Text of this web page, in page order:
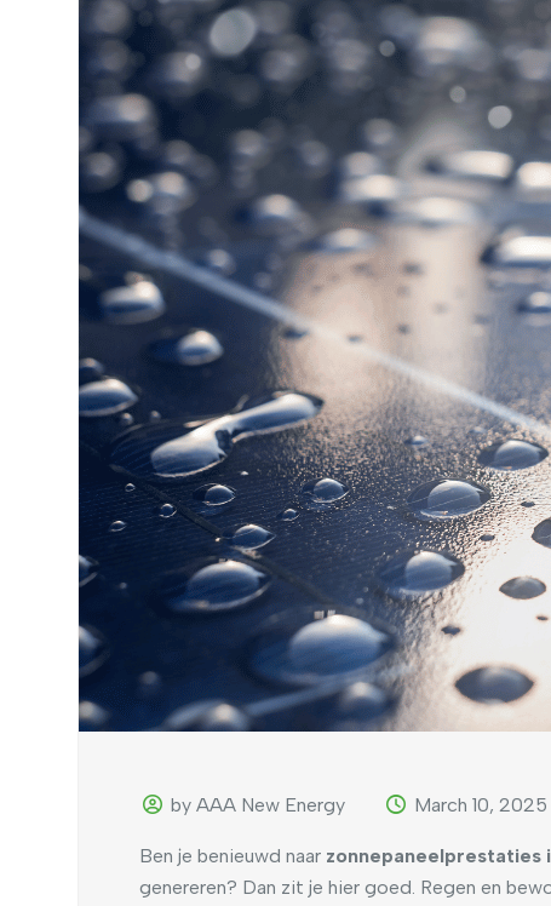
by AAA New Energy March 10, 2025
Ben je benieuwd naar zonnepaneelprestaties
genereren? Dan zit je hier goed. Regen en